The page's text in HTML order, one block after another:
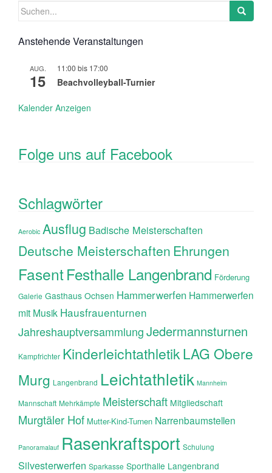
Suchen
Anstehende Veranstaltungen
AUG.
15
11:00 bis 17:00
Beachvolleyball-Turnier
Kalender Anzeigen
Folge uns auf Facebook
Schlagwörter
Aerobic Ausflug Badische Meisterschaften
Deutsche Meisterschaften Ehrungen
FasentFesthalle Langenbrand Förderung
Galerie Gasthaus Ochsen Hammerwerfen Hammerwerfen
mit Musik Hausfrauenturnen
JahreshauptversammlungJedermannsturnen
Kampfrichter KinderleichtathletikLAG Obere
Murg Langenbrand Leichtathletik Mannheim
Mannschaft Mehrkämpfe Meisterschaft Mitgliedschaft
Murgtäler Hof Mutter-Kind-Turnen Narrenbaumstellen
Panoramalauf Rasenkraftsport Schulung
Silvesterwerfen Sparkasse Sporthalle Langenbrand